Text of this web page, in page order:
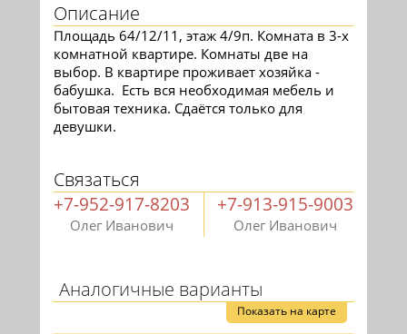
Описание
Площадь 64/12/11, этаж 4/9п. Комната в 3-х
комнатной квартире. Комнаты две на
выбор. В квартире проживает хозяйка -
бабушка. Есть вся необходимая мебель и
бытовая техника. Сдаётся только для
девушки.
Связаться
+7-952-917-8203
Олег Иванович
+7-913-915-9003
Олег Иванович
Аналогичные варианты
Показать на карте